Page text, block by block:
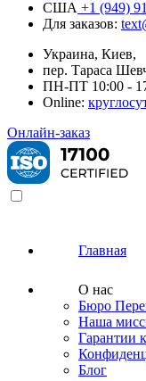
США +1 (949)
Для заказов:
Украина, Киев,
пер. Тараса
ПН-ПТ 10:00 -
Online:
Онлайн-заказ
Главная
О нас
Бюро
Наша
Гарантии
Блог